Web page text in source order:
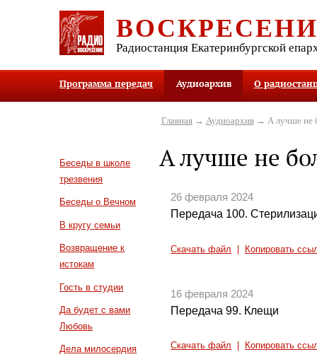
Радиостанция Екатеринбургской
Программа передач Аудиоархив О
Беседы в школе
трезвения
Беседы о Вечном
В кругу семьи
Возвращение к
истокам
Гость в студии
Да будет с вами
Любовь
Дела милосердия
Главная→ Аудиоархив→ А лучше не
А лучше не
26 февраля 2024
Передача 100.
Скачать файл Копировать
16 февраля 2024
Передача 99. Клещи
Скачать файл Копировать